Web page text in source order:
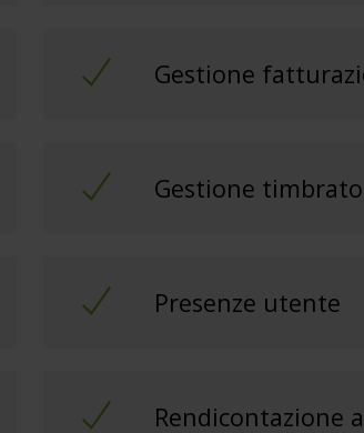
Gestione
Gestione
Presenze utente
Rendicontazione